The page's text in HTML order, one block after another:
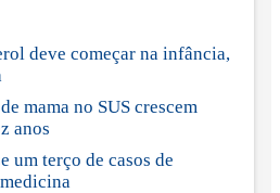
deve começar na infância,
mama no SUS crescem
anos
um terço de casos de